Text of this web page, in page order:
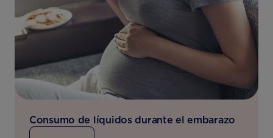
Consumo de líquidos durante el embarazo